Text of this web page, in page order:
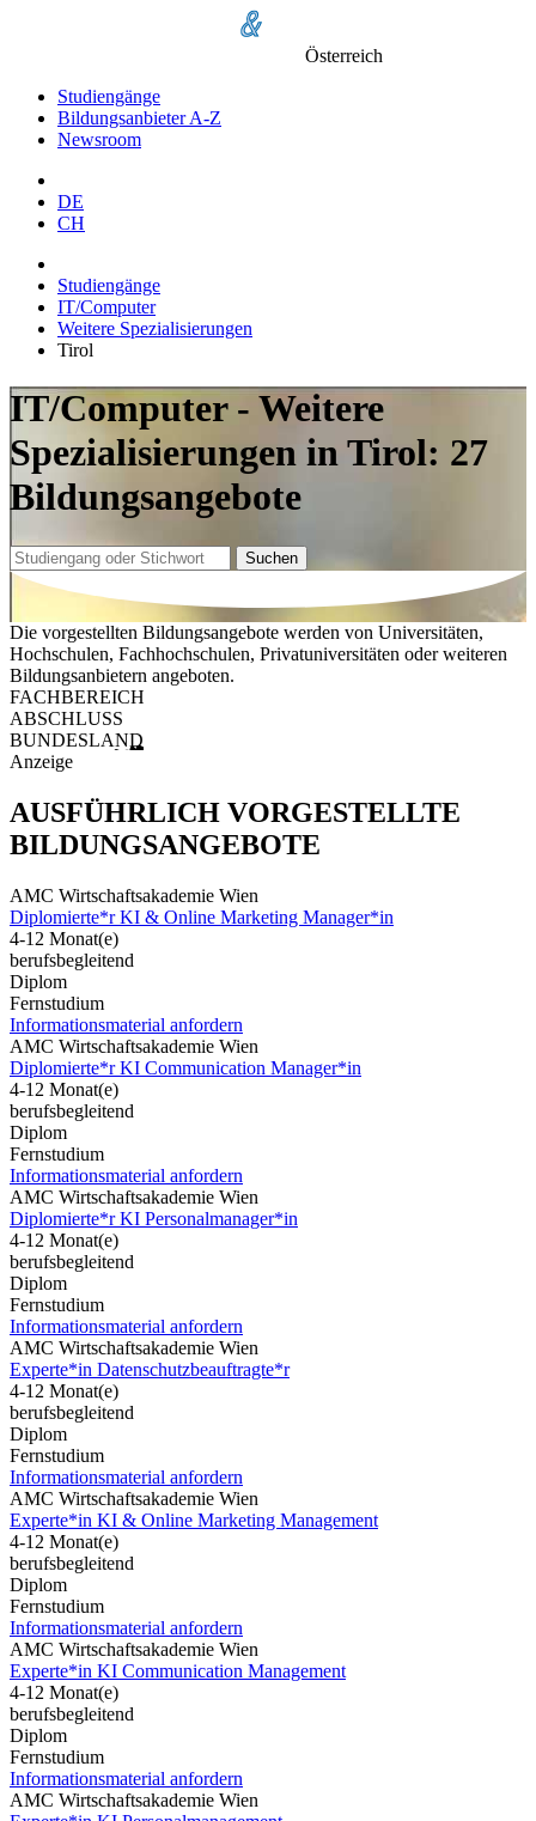
Österreich
Studiengänge
Bildungsanbieter A-Z
Newsroom
DE
CH
Studiengänge
IT/Computer
Weitere Spezialisierungen
Tirol
IT/Computer - Weitere
Spezialisierungen in Tirol: 27
Bildungsangebote
Suchen
Die vorgestellten Bildungsangebote werden von Universitäten,
Hochschulen, Fachhochschulen, Privatuniversitäten oder weiteren
Bildungsanbietern angeboten.
FACHBEREICH
ABSCHLUSS
BUNDESLAND
Anzeige
AUSFÜHRLICH VORGESTELLTE
BILDUNGSANGEBOTE
AMC Wirtschaftsakademie Wien
Diplomierte*r KI & Online Marketing Manager*in
4-12 Monat(e)
berufsbegleitend
Diplom
Fernstudium
Informationsmaterial anfordern
AMC Wirtschaftsakademie Wien
Diplomierte*r KI Communication Manager*in
4-12 Monat(e)
berufsbegleitend
Diplom
Fernstudium
Informationsmaterial anfordern
AMC Wirtschaftsakademie Wien
Diplomierte*r KI Personalmanager*in
4-12 Monat(e)
berufsbegleitend
Diplom
Fernstudium
Informationsmaterial anfordern
AMC Wirtschaftsakademie Wien
Experte*in Datenschutzbeauftragte*r
4-12 Monat(e)
berufsbegleitend
Diplom
Fernstudium
Informationsmaterial anfordern
AMC Wirtschaftsakademie Wien
Experte*in KI & Online Marketing Management
4-12 Monat(e)
berufsbegleitend
Diplom
Fernstudium
Informationsmaterial anfordern
AMC Wirtschaftsakademie Wien
Experte*in KI Communication Management
4-12 Monat(e)
berufsbegleitend
Diplom
Fernstudium
Informationsmaterial anfordern
AMC Wirtschaftsakademie Wien